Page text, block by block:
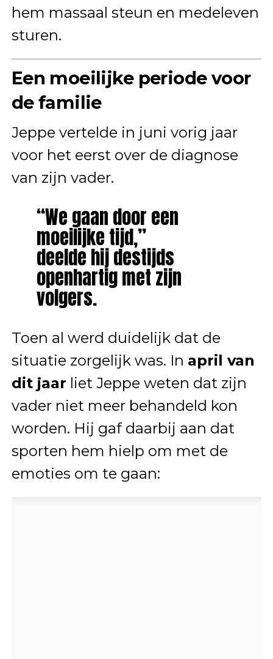
hem massaal steun en medeleven
sturen.
Een moeilijke periode voor
de familie
Jeppe vertelde in juni vorig jaar
voor het eerst over de diagnose
van zijn vader.
“We gaan door een
moeilijke tijd,”
deelde hij destijds
openhartig met zijn
volgers.
Toen al werd duidelijk dat de
situatie zorgelijk was. In april van
dit jaar liet Jeppe weten dat zijn
vader niet meer behandeld kon
worden. Hij gaf daarbij aan dat
sporten hem hielp om met de
emoties om te gaan: